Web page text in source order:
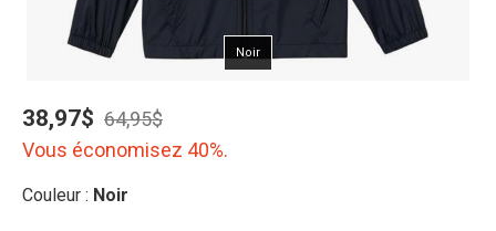
Noir
38,97$ 64,95$
Vous économisez 40%.
Couleur : Noir